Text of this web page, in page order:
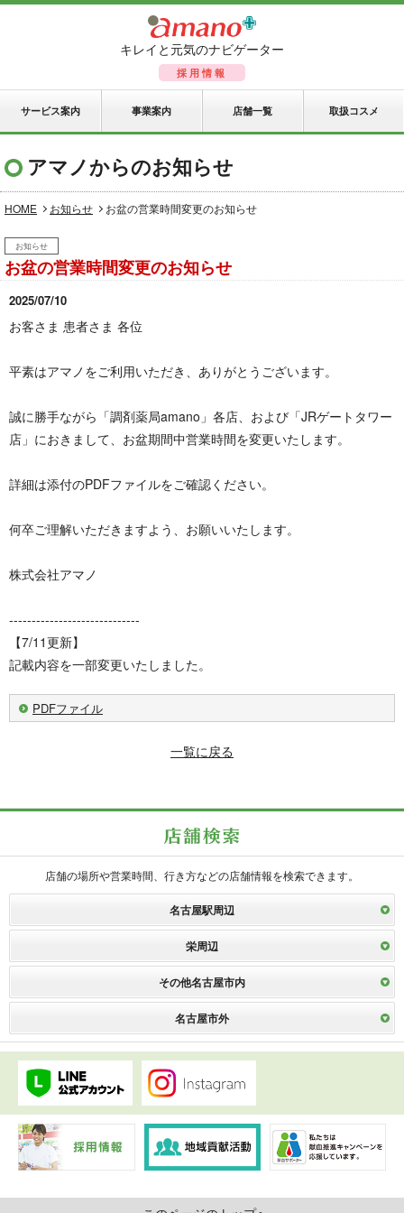
キレイと元気のナビゲーター
採用情報
サービス案内 事業案内 店舗一覧 取扱コスメ
アマノからのお知らせ
HOME お知らせ お盆の営業時間変更のお知らせ
お知らせ
お盆の営業時間変更のお知らせ
2025/07/10
お客さま 患者さま 各位
平素はアマノをご利用いただき、ありがとうございます。
誠に勝手ながら「調剤薬局amano」各店、および「JRゲートタワー
店」におきまして、お盆期間中営業時間を変更いたします。
詳細は添付のPDFファイルをご確認ください。
何卒ご理解いただきますよう、お願いいたします。
株式会社アマノ
-----------------------------
【7/11更新】
記載内容を一部変更いたしました。
PDFファイル
一覧に戻る
店舗の場所や営業時間、行き方などの店舗情報を検索できます。
名古屋駅周辺
栄周辺
その他名古屋市内
名古屋市外